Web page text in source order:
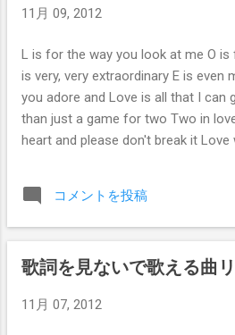
11月 09, 2012
L is for the way you look at me O
is very, very extraordinary E is even
you adore and Love is all that I can
than just a game for two Two in
heart and please don't break it Love
文字 Very good E と結べば愛の字
言葉 Love は二人の宝 愛し合えば
you love I love you
コメントを投稿
歌詞を見ないで歌える曲
11月 07, 2012